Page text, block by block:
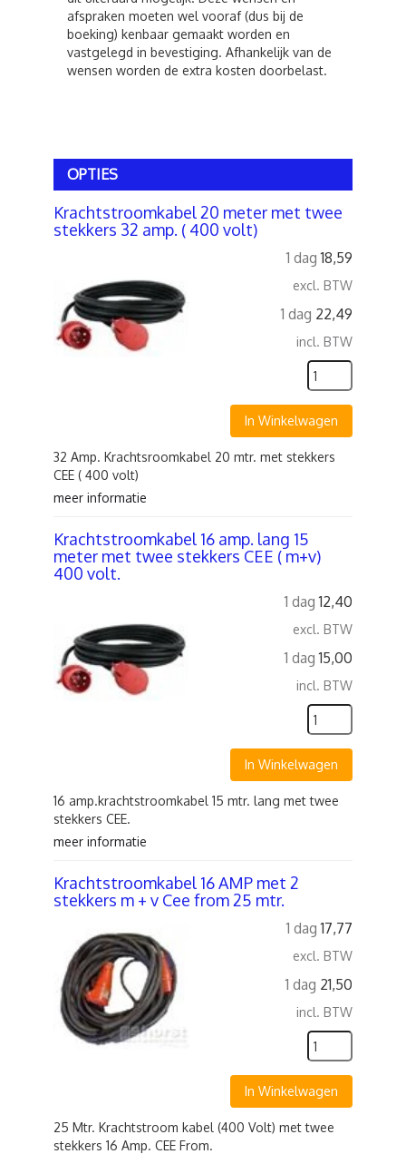
afspraken moeten wel vooraf (dus bij de
boeking) kenbaar gemaakt worden en
vastgelegd in bevestiging. Afhankelijk van de
wensen worden de extra kosten doorbelast.
OPTIES
Krachtstroomkabel 20 meter met twee
stekkers 32 amp. ( 400 volt)
1 dag 18,59
excl. BTW
1 dag 22,49
incl. BTW
In Winkelwagen
32 Amp. Krachtsroomkabel 20 mtr. met stekkers
CEE ( 400 volt)
meer informatie
Krachtstroomkabel 16 amp. lang 15
meter met twee stekkers CEE ( m+v)
400 volt.
1 dag 12,40
excl. BTW
1 dag 15,00
incl. BTW
In Winkelwagen
16 amp.krachtstroomkabel 15 mtr. lang met twee
stekkers CEE.
meer informatie
Krachtstroomkabel 16 AMP met 2
stekkers m + v Cee from 25 mtr.
1 dag 17,77
excl. BTW
1 dag 21,50
incl. BTW
In Winkelwagen
25 Mtr. Krachtstroom kabel (400 Volt) met twee
stekkers 16 Amp. CEE From.